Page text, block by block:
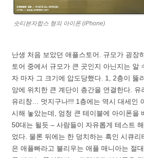
슷티븐자합스 형의 아이폰 (iPhone)
난생 처음 보았던 애플스토어. 규모가 굉장
토어 중에서 규모가 큰 곳인지 아닌지는 알
자 마자 그 크기에 압도당했다. 1, 2층이 뚫
앙에 위치한 큰 계단이 층간을 연결한다. 유
유리창… 멋지구나!!! 1층에는 역시 대세인
시해 놓았는데, 엄청 큰 테이블에 아이폰을
50대는 될듯 – 사람들이 자유롭게 테스트
었다. 물론 뒤에는 한 덩치하는 흑인 시큐리
은 애플빠라고 불리우는 애플 매니아는 절